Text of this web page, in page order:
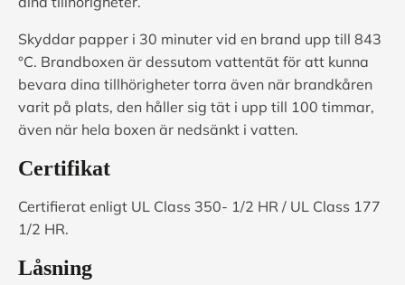
Skyddar papper i 30 minuter vid en brand upp till 843
°C. Brandboxen är dessutom vattentät för att kunna
bevara dina tillhörigheter torra även när brandkåren
varit på plats, den håller sig tät i upp till 100 timmar,
även när hela boxen är nedsänkt i vatten.
Certifikat
Certifierat enligt UL Class 350- 1/2 HR / UL Class 177
1/2 HR.
Låsning